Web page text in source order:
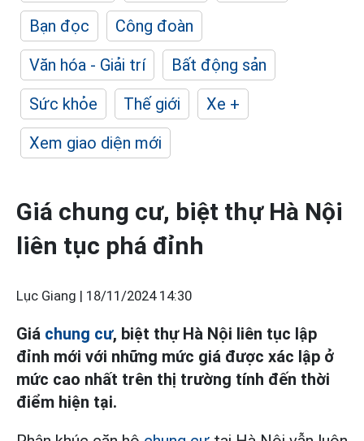
Bạn đọc
Công đoàn
Văn hóa - Giải trí
Bất động sản
Sức khỏe
Thế giới
Xe +
Xem giao diện mới
Giá chung cư, biệt thự Hà Nội
liên tục phá đỉnh
Lục Giang | 18/11/2024 14:30
Giá chung cư, biệt thự Hà Nội liên tục lập
đỉnh mới với những mức giá được xác lập ở
mức cao nhất trên thị trường tính đến thời
điểm hiện tại.